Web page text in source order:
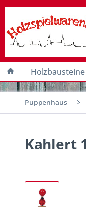
Holzbausteine
Puppenhaus
Kahlert